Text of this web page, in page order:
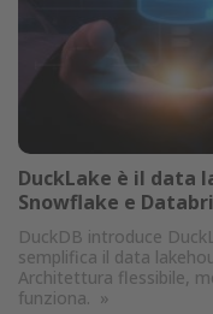
DuckLake è il data
Snowflake e
DuckDB introduce
semplifica il data
Architettura flessibile,
funziona. »